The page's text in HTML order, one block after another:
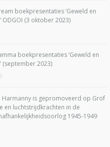
boekpresentaties ‘Geweld en
ODGOI (3 oktober 2023)
boekpresentaties ‘Geweld en
(september 2023)
Harmanny is gepromoveerd op Grof
en luchtstrijdkrachten in de
1945-1949